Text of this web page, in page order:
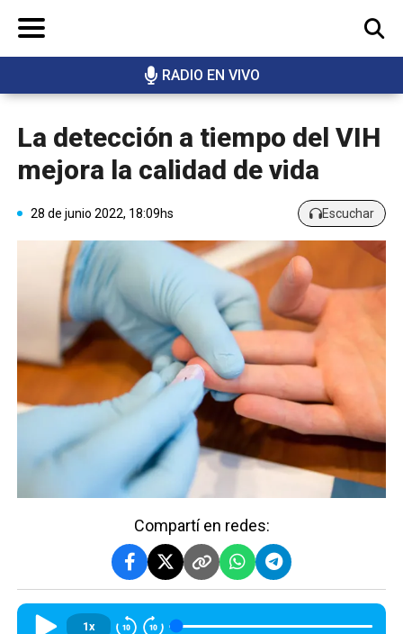
RADIO EN VIVO
BUSCAR
La detección a tiempo del VIH
mejora la calidad de vida
28 de junio 2022, 18:09hs Escuchar
Compartí en redes:
1x